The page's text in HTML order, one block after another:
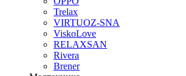
Trelax
VIRTUOZ-SNA
ViskoLove
RELAXSAN
Rivera
Brener